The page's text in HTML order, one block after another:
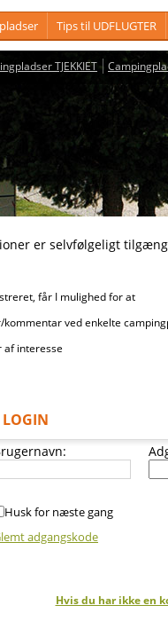
Tips til UDFLUGTER
TJEKKIET
får I mulighed for at
ved enkelte
LOGIN
Husk for næste gang
adgangskode
Hvis du har ikke en